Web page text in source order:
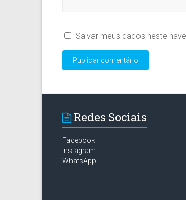
Salvar meus dados neste
Redes Sociais
Facebook
Instagram
WhatsApp